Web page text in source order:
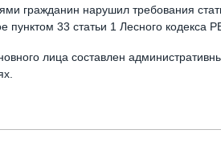
гражданин нарушил требования
пунктом 33 статьи 1 Лесного
лица составлен